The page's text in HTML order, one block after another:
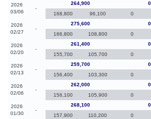
2026
03/06
-
264,900 0
168,800
96,100 0
2026
02/27
-
275,600 0
166,800
108,800 0
2026
02/20
-
261,400 0
155,700
105,700 0
2026
02/13
-
259,700 0
156,400
103,300 0
2026
02/06
-
262,000 0
156,100
105,900 0
2026
01/30
-
268,100 0
157,900
110,200 0